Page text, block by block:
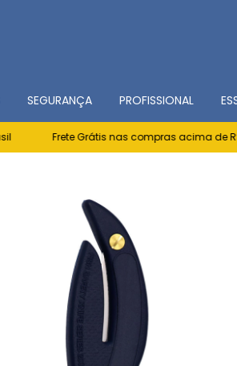
SEGURANÇA PROFISSIONAL
Frete Grátis nas compras acima de